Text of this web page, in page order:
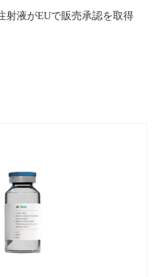
射液がEUで販売承認を取得